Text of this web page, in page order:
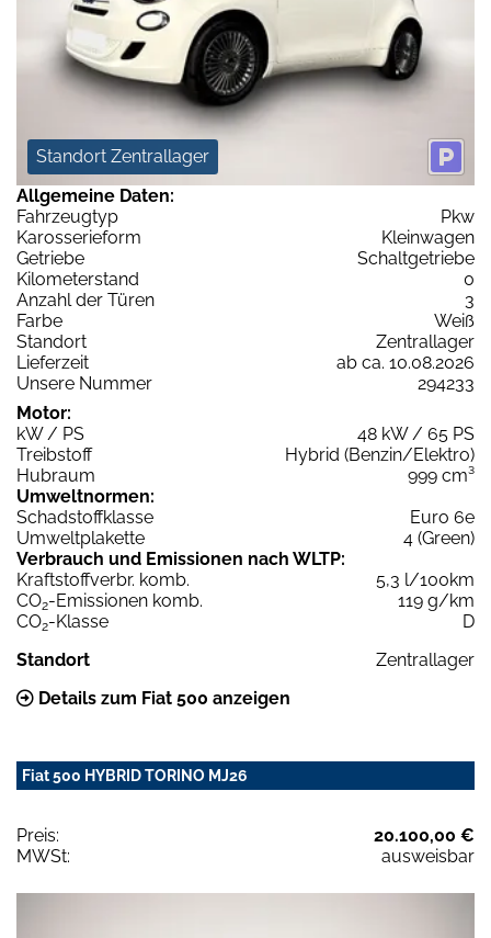
Standort Zentrallager
Allgemeine Daten:
Fahrzeugtyp
Pkw
Karosserieform
Kleinwagen
Getriebe
Schaltgetriebe
Kilometerstand
0
Anzahl der Türen
3
Farbe
Weiß
Standort
Zentrallager
Lieferzeit
ab ca. 10.08.2026
Unsere Nummer
294233
Motor:
kW / PS
48 kW / 65 PS
Treibstoff
Hybrid (Benzin/Elektro)
Hubraum
999 cm³
Umweltnormen:
Schadstoffklasse
Euro 6e
Umweltplakette
4 (Green)
Verbrauch und Emissionen nach WLTP:
Kraftstoffverbr. komb.
5,3 l/100km
CO2-Emissionen komb.
119 g/km
CO2-Klasse
D
Standort
Zentrallager
Details zum Fiat 500 anzeigen
Fiat 500 HYBRID TORINO MJ26
Preis:
20.100,00 €
MWSt:
ausweisbar